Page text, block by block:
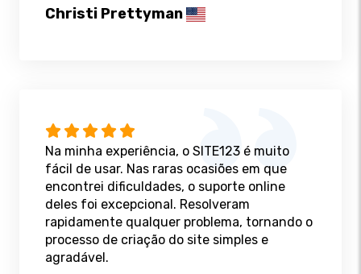
Christi Prettyman
Na minha experiência, o SITE123 é muito
fácil de usar. Nas raras ocasiões em que
encontrei dificuldades, o suporte online
deles foi excepcional. Resolveram
rapidamente qualquer problema, tornando o
processo de criação do site simples e
agradável.